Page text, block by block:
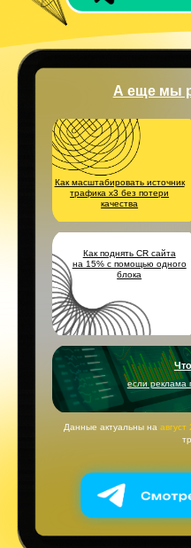
Как поднять CR сайта
на 15% с помощью одного
блока
Как масштабировать источник
трафика х3 без потери
качества
если реклама
А еще мы
трафике
Согласие на обработку
Политика в отношении обработки
ИНДИВИДУАЛЬНЫЙ
ИНН 614332942559